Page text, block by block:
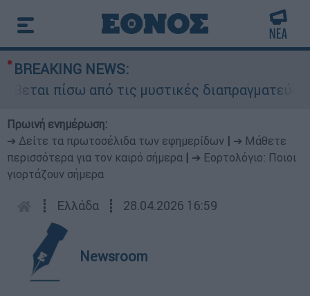
BREAKING NEWS:
πίσω από τις μυστικές διαπραγματεύσεις
Πρωινή ενημέρωση:
➔ Δείτε τα πρωτοσέλιδα των εφημερίδων
➔ Μάθετε
περισσότερα για τον καιρό σήμερα
➔ Εορτολόγιο: Ποιοι
γιορτάζουν σήμερα
┋ Ελλάδα ┋ 28.04.2026 16:59
Newsroom